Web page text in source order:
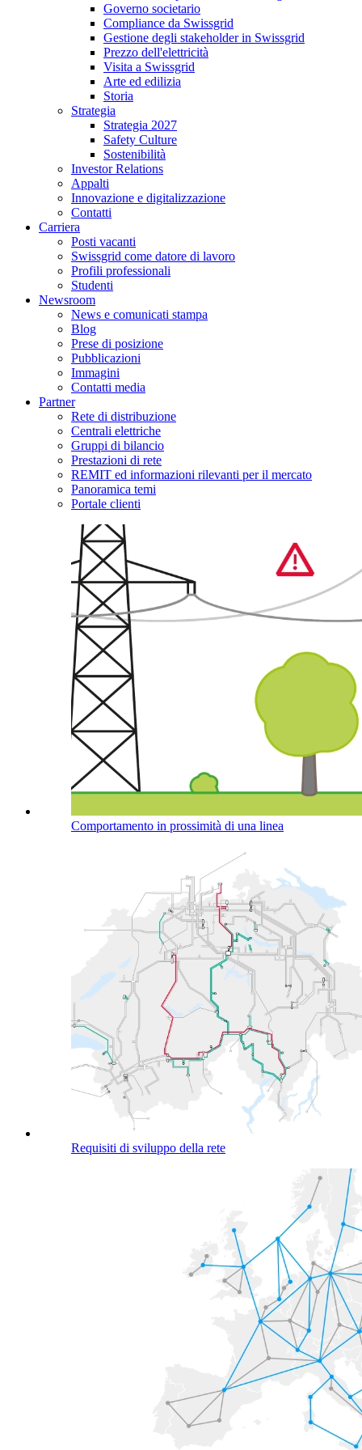
Governo societario
Compliance da Swissgrid
Gestione degli stakeholder in Swissgrid
Prezzo dell'elettricità
Visita a Swissgrid
Arte ed edilizia
Storia
Strategia
Strategia 2027
Safety Culture
Sostenibilità
Investor Relations
Appalti
Innovazione e digitalizzazione
Contatti
Carriera
Posti vacanti
Swissgrid come datore di lavoro
Profili professionali
Studenti
Newsroom
News e comunicati stampa
Blog
Prese di posizione
Pubblicazioni
Immagini
Contatti media
Partner
Rete di distribuzione
Centrali elettriche
Gruppi di bilancio
Prestazioni di rete
REMIT ed informazioni rilevanti per il mercato
Panoramica temi
Portale clienti
Comportamento in prossimità di una linea
Requisiti di sviluppo della rete